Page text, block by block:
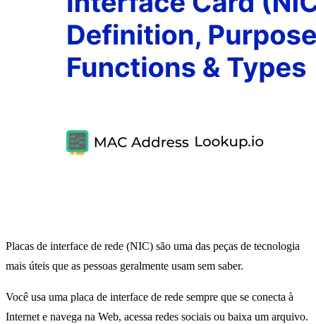
Placas de interface de rede (NIC) são uma das peças de tecnologia
mais úteis que as pessoas geralmente usam sem saber.
Você usa uma placa de interface de rede sempre que se conecta à
Internet e navega na Web, acessa redes sociais ou baixa um arquivo.